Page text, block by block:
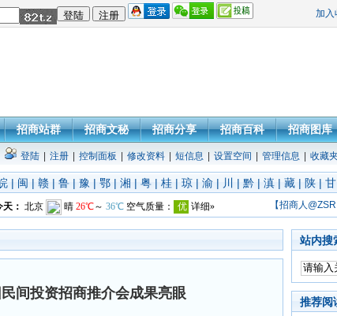
加入
招商站群 招商文秘 招商分享 招商百科 招商图库
登陆 注册 控制面板 修改资料 短信息 设置空间 管理信息 收藏夹
| 闽 | 赣 | 鲁 | 豫 | 鄂 | 湘 | 粤 | 桂 | 琼 | 渝 | 川 | 黔 | 滇 | 藏 | 陕 | 甘
【招商人
间投资招商推介会成果亮眼
站内搜
推荐阅